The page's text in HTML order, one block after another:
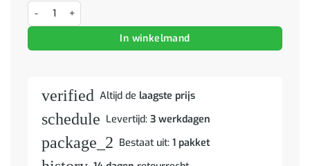
Boekenkast met 5 schappen 60x30x189 cm bewerkt hout zwart
In winkelmand
verified Altijd de laagste prijs
schedule Levertijd: 3 werkdagen
package_2 Bestaat uit: 1 pakket